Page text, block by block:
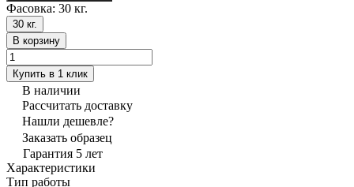
Фасовка: 30 кг.
30 кг.
В корзину
Купить в 1 клик
В наличии
Рассчитать доставку
Нашли дешевле?
Заказать образец
Гарантия 5 лет
Характеристики
Тип работы